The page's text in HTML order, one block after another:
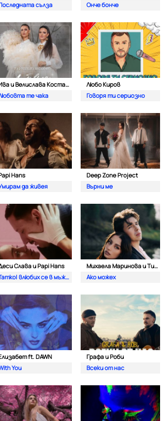
сълза
Онче бонче
Ива и Велислава Костадинови
те чака
Любо Киров
Говоря ти сериозно
Hans
да живея
Deep Zone Project
Върни ме
Слава и Papi Hans
Татко| влюбих се в мъжкар
Михаела Маринова и Тино
Ако можех
ft. DAWN
You
Графа и Роби
Всеки от нас